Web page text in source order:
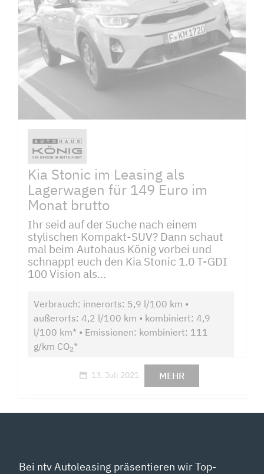
Kia Stonic im Leasing als
Lagerwagen für 149 Euro im
Monat brutto
Ihr seid auf der Suche nach einem
stylischen Kompakt-SUV? Dann schaut
mal beim Autohaus König vorbei und
schnappt euch den Kia Stonic 1.0 T-GDI
100 Vision als...
Verbrauch: innerorts: 5,9 l/100 km •
außerorts: 4,2 l/100 km • kombiniert: 4,9
l/100 km* • Emissionen: kombiniert: 111
g/km CO2*
13. Juli 2021 MEHR
Bei ntv Autoleasing präsentieren wir Top-